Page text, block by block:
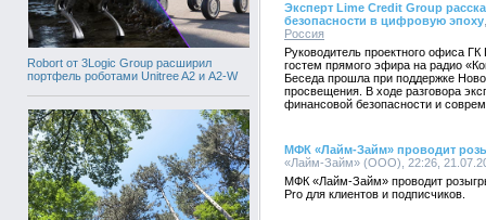
Robort от 3Logic Group расширил
портфель роботами Unitree A2 и A2-W
Эксперт Lime Credit Group
безопасности в цифровую эпоху
Россия
Руководитель проектного офиса
гостем прямого эфира на радио
Беседа прошла при поддержке
просвещения. В ходе разговора
финансовой безопасности и
МФК «Лайм-Займ» проводит
«Лайм-Займ» (ООО), 22:26,
МФК «Лайм-Займ» проводит
Pro для клиентов и подписчиков.